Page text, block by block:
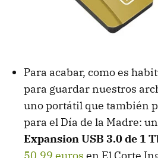
Para acabar, como es
para guardar nuestros
uno portátil que también
para el Día de la Madre: un
Expansion USB 3.0 de 1